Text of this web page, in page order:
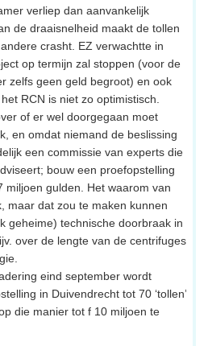
verliep dan aanvankelijk
de draaisnelheid maakt de tollen
crasht. EZ verwachtte in
op termijn zal stoppen (voor de
zelfs geen geld begroot) en ook
RCN is niet zo optimistisch.
of er wel doorgegaan moet
en omdat niemand de beslissing
een commissie van experts die
bouw een proefopstelling
miljoen gulden. Het waarom van
maar dat zou te maken kunnen
geheime) technische doorbraak in
over de lengte van de centrifuges
eind september wordt
in Duivendrecht tot 70 ‘tollen’
die manier tot f 10 miljoen te